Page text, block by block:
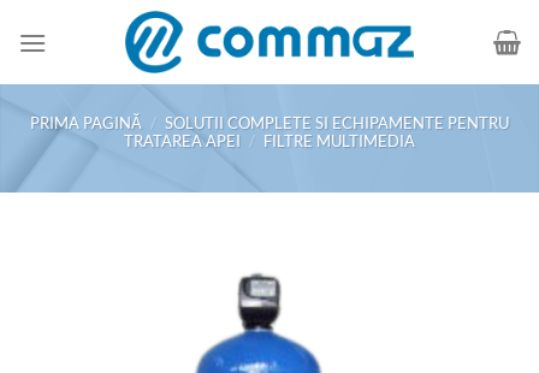
PRIMA PAGINĂ / SOLUTII COMPLETE SI ECHIPAMENTE PENTRU
TRATAREA APEI / FILTRE MULTIMEDIA